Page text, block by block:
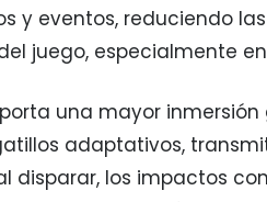
y eventos, reduciendo
juego, especialmente
una mayor
adaptativos,
disparar, los impactos